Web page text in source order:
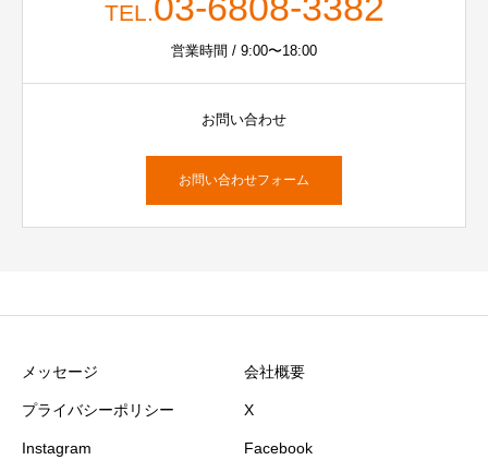
TEL.
営業時間 / 9:00〜18:00
お問い合わせ
お問い合わせフォーム
メッセージ 会社概要
プライバシーポリシー X
Instagram Facebook